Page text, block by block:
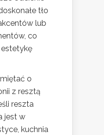
tło
lub
co
o
z resztą
reszta
jest w
kuchnia